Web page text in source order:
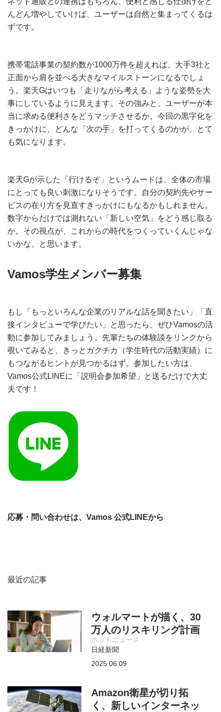
んどん増やしていけば、ユーザーは自然と集まってくるは
ずです。
携帯電話事業の契約数が1000万件を超えれば、大手3社と
正面から肩を並べる大きなマイルストーンになるでしょ
う。楽天Gはいつも「走りながら考える」ような姿勢を大
事にしているように見えます。その強みと、ユーザーが本
当に求める便利さをどうマッチさせるか。今回の黒字化を
きっかけに、どんな「次の手」を打ってくるのかが、とて
も気になります。
楽天Gが示した「行けるぞ」というムードは、全体の市場
にとっても良い刺激になりそうです。自分の契約先やサー
ビスの在り方を見直すきっかけにもなるかもしれません。
数字からだけでは測れない「新しい空気」をどう感じ取る
か。その視点が、これからの時代をつくっていくんじゃな
いかな、と思います。
Vamos学生メンバー募集
もし「もっといろんな企業のリアルな話を聞きたい」「直
接インタビューで学びたい」と思ったら、ぜひVamosの活
動に参加してみましょう。先輩たちの体験談をリンクから
覗いてみると、きっとガクチカ（学生時代の活動実績）に
もつながるヒントが見つかるはず。参加したい方は、
Vamos公式LINEに「説明会参加希望」と送るだけで大丈
夫です！
応募・問い合わせは、Vamos 公式LINEから
最近の記事
ウォルマートが描く、30
万人のリスキリング計画
ホットニュース
日経新聞
2025.06.09
Amazon衛星が切り拓
く、新しいインターネッ